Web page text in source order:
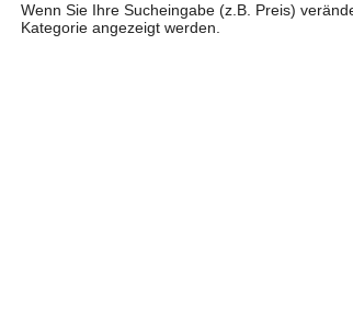
Wenn Sie Ihre Sucheingabe (z.B. Preis)
Kategorie angezeigt werden.